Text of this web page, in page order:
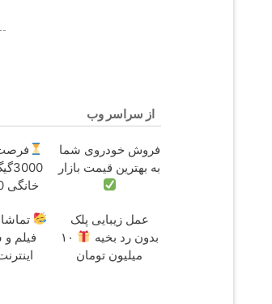
از سراسر وب
فروش خودروی شما
به بهترین قیمت بازار
عمل زیبایی پلک
بدون رد بخیه
۱۰
میلیون تومان
فیلم و